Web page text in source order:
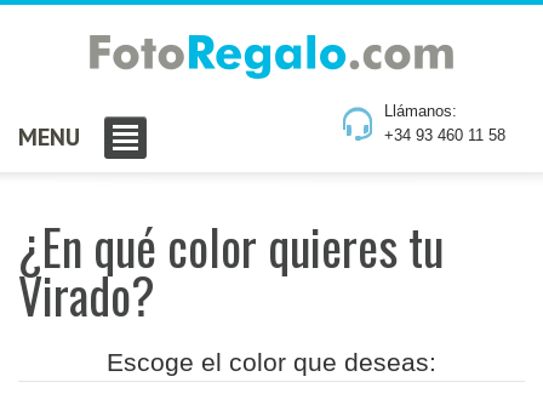
Llámanos:
+34 93 460 11 58
MENU
¿En qué color quieres tu
Virado?
Escoge el color que deseas: